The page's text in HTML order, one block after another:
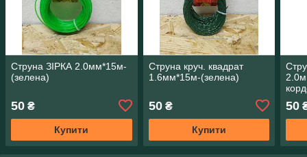
Струна ЗІРКА 2.0мм*15м-
(зелена)
50 ₴
Купити
Струна круч. квадрат
1.6мм*15м-(зелена)
50₴
Купити
50